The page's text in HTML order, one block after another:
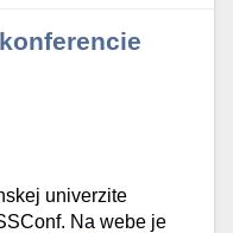
univerzite
Na webe je